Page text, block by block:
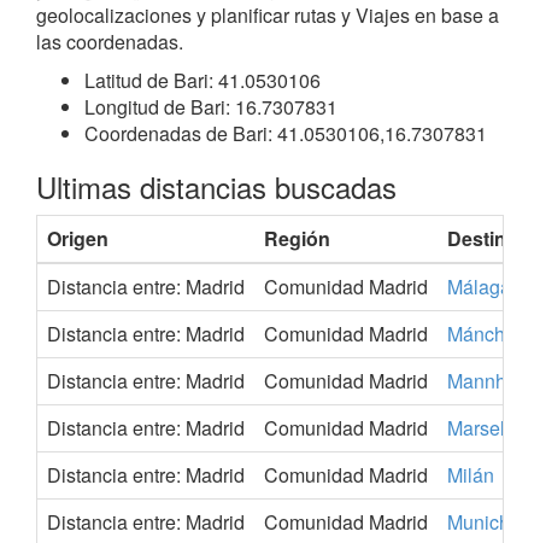
geolocalizaciones y planificar rutas y Viajes en base a
las coordenadas.
Latitud de Bari: 41.0530106
Longitud de Bari: 16.7307831
Coordenadas de Bari: 41.0530106,16.7307831
Ultimas distancias buscadas
Origen Región
Destino
Distancia entre: Madrid
Comunidad Madrid
Málaga
Distancia entre: Madrid
Comunidad Madrid
Distancia entre: Madrid
Comunidad Madrid
Mannheim
Distancia entre: Madrid
Comunidad Madrid
Marsella
Distancia entre: Madrid
Comunidad Madrid
Milán
Distancia entre: Madrid
Comunidad Madrid
Munich